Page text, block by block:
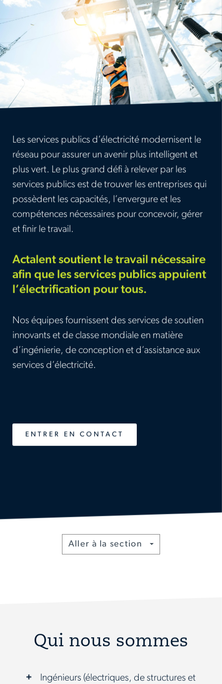
Les services publics d’électricité modernisent le
réseau pour assurer un avenir plus intelligent et
plus vert. Le plus grand défi à relever par les
services publics est de trouver les entreprises qui
possèdent les capacités, l’envergure et les
compétences nécessaires pour concevoir, gérer
et finir le travail.
Actalent soutient le travail nécessaire
afin que les services publics appuient
l’électrification pour tous.
Nos équipes fournissent des services de soutien
innovants et de classe mondiale en matière
d’ingénierie, de conception et d’assistance aux
services d’électricité.
ENTRER EN CONTACT
Aller à la section Toggle
Qui nous sommes
Ingénieurs (électriques, de structures et